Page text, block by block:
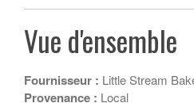
Vue d'ensemble
Fournisseur : Little Stream
Provenance : Local